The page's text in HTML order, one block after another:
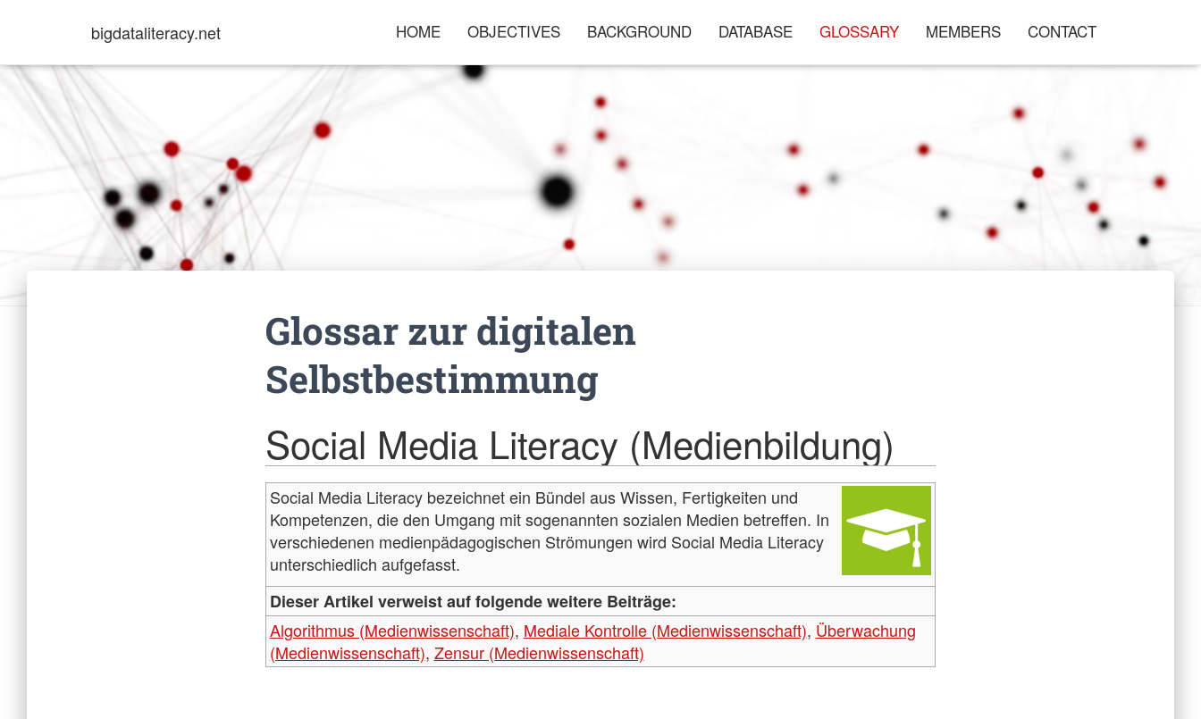
bigdataliteracy.net HOME OBJECTIVES BACKGROUND DATABASE GLOSSARY MEMBERS CONTACT
Glossar zur digitalen
Selbstbestimmung
Social Media Literacy (Medienbildung)
Social Media Literacy bezeichnet ein Bündel aus Wissen, Fertigkeiten und
Kompetenzen, die den Umgang mit sogenannten sozialen Medien betreffen. In
verschiedenen medienpädagogischen Strömungen wird Social Media Literacy
unterschiedlich aufgefasst.
Dieser Artikel verweist auf folgende weitere Beiträge:
Algorithmus (Medienwissenschaft), Mediale Kontrolle (Medienwissenschaft), Überwachung
(Medienwissenschaft), Zensur (Medienwissenschaft)